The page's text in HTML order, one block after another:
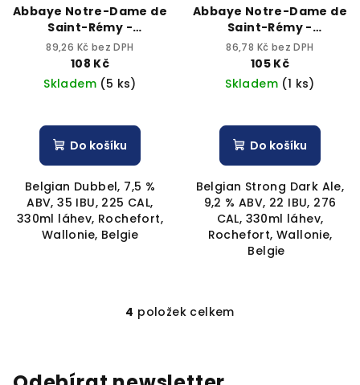
Abbaye Notre-Dame de
Saint-Rémy -
Trappistes Rochefort
No.6 330ml bottle 7,5%
alk. Největší výběr
craftových piv
89,26 Kč bez DPH
108 Kč
Skladem (5 ks)
Do košíku
Belgian Dubbel, 7,5 %
ABV, 35 IBU, 225 CAL,
330ml láhev, Rochefort,
Wallonie, Belgie
Abbaye Notre-Dame de
Saint-Rémy -
Trappistes Rochefort
No.8 330ml bottle 9,2%
alk. Největší výběr
craftových piv
86,78 Kč bez DPH
105 Kč
Skladem (1 ks)
Do košíku
Belgian Strong Dark Ale,
9,2 % ABV, 22 IBU, 276
CAL, 330ml láhev,
Rochefort, Wallonie,
Belgie
O
á
4 položek celkem